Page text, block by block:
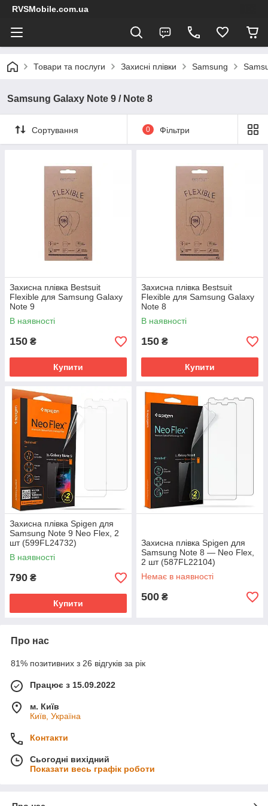
RVSMobile.com.ua
Товари та послуги Захисні плівки Samsung
Samsung Galaxy Note 9 / Note 8
Сортування 0 Фільтри
Захисна плівка Bestsuit
Flexible для Samsung Galaxy
Note 9
В наявності
150 ₴
Купити
Захисна плівка Bestsuit
Flexible для Samsung Galaxy
Note 8
В наявності
150 ₴
Купити
Захисна плівка Spigen для
Samsung Note 9 Neo Flex, 2
шт (599FL24732)
В наявності
790 ₴
Купити
Захисна плівка Spigen для
Samsung Note 8 — Neo Flex,
2 шт (587FL22104)
Немає в наявності
500 ₴
Про нас
81% позитивних з 26 відгуків за рік
Працює з 15.09.2022
м. Київ
Київ, Україна
Контакти
Сьогодні вихідний
Показати весь графік роботи